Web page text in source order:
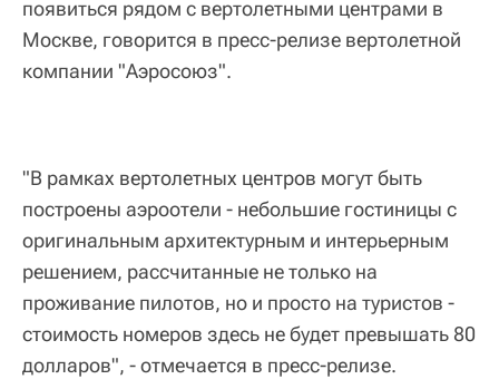
появиться рядом с вертолетными центрами в
Москве, говорится в пресс-релизе вертолетной
компании "Аэросоюз".
"В рамках вертолетных центров могут быть
построены аэроотели - небольшие гостиницы с
оригинальным архитектурным и интерьерным
решением, рассчитанные не только на
проживание пилотов, но и просто на туристов -
стоимость номеров здесь не будет превышать 80
долларов", - отмечается в пресс-релизе.